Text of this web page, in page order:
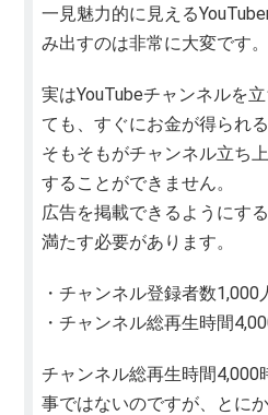
一見魅力的に見える
み出すのは非常に大変です。
実はYouTubeチャンネルを
ても、すぐにお金が得られ
そもそもがチャンネル立ち
することができません。
広告を掲載できるようにす
満たす必要があります。
・チャンネル登録者数1,000
・チャンネル総再生時間
チャンネル総再生時間4,000
事ではないのですが、とに